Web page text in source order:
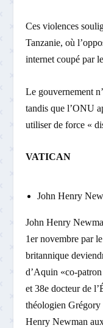
Ces violences
Tanzanie, où
internet coupé par
Le gouvernement
tandis que l’ONU
utiliser de force «
VATICAN
John Henry
John Henry
1er novembre par
britannique
d’Aquin «co-
et 38e docteur de
théologien
Henry Newman